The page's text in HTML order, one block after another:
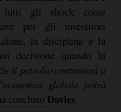
tutti gli shock come
per gli investitori
la disciplina e la
decisione quando la
Se il petrolio continuerà a
globale potrà
concluso Davies.